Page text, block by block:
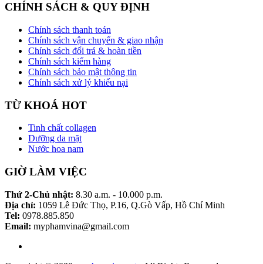
CHÍNH SÁCH & QUY ĐỊNH
Chính sách thanh toán
Chính sách vận chuyển & giao nhận
Chính sách đổi trả & hoàn tiền
Chính sách kiểm hàng
Chính sách bảo mật thông tin
Chính sách xử lý khiếu nại
TỪ KHOÁ HOT
Tinh chất collagen
Dưỡng da mặt
Nước hoa nam
GIỜ LÀM VIỆC
Thứ 2-Chủ nhật: 8.30 a.m. - 10.000 p.m.
Địa chỉ: 1059 Lê Đức Thọ, P.16, Q.Gò Vấp, Hồ Chí Minh
Tel: 0978.885.850
Email: myphamvina@gmail.com